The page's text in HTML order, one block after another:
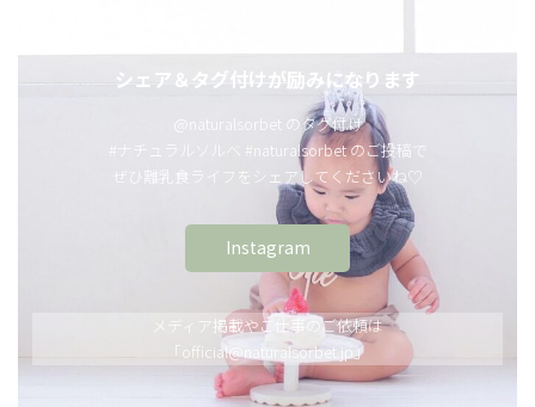
シェア＆タグ付けが励みになります
@naturalsorbet のタグ付け
#ナチュラルソルベ #naturalsorbet のご投稿で
ぜひ離乳食ライフをシェアしてくださいね♡
Instagram
メディア掲載やご仕事のご依頼は
「official@naturalsorbet.jp」